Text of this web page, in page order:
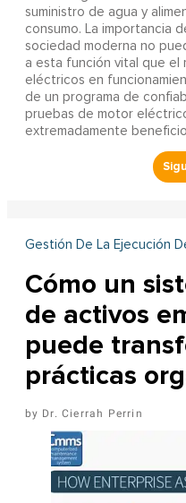
suministro de agua y
consumo. La importancia
sociedad moderna no
a esta función vital que el
eléctricos en
de un programa de
pruebas de motor
extremadamente
Gestión De La Ejecución
Cómo un
de activos
puede
prácticas
Dr. Cierrah Perrin